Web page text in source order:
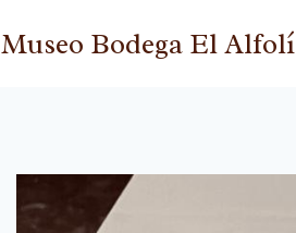
Museo Bodega El Alfolí